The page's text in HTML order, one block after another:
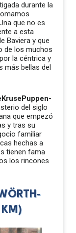
durante la
que no es
a esta
Baviera y que
de los muchos
la céntrica y
más bellas del
del siglo
que empezó
y tras su
familiar
hechas a
tienen fama
los rincones
KM)